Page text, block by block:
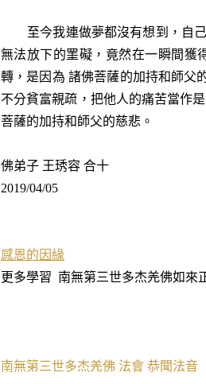
至今我連做夢都沒有想到，自己
無法放下的罣礙，竟然在一瞬間獲
轉，是因為 諸佛菩薩的加持和師父
不分貧富親疏，把他人的痛苦當作
菩薩的加持和師父的慈悲。
佛弟子 王琇容 合十
2019/04/05
感恩的因緣
更多學習 南無第三世多杰羌佛如來
南無第三世多杰羌佛 法會 恭聞法音